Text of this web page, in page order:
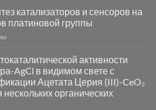
катализаторов и сенсоров на
платиновой группы
активности
AgCl в видимом свете с
Ацетата Церия (III)-CeO₂
органических